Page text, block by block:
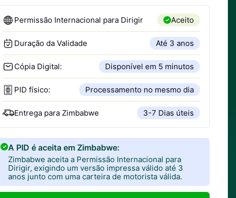
Permissão Internacional para Dirigir Aceito
Duração da Validade Até 3 anos
Cópia Digital: Disponível em 5 minutos
PID físico: Processamento no mesmo dia
Entrega para Zimbabwe 3-7 Dias úteis
A PID é aceita em Zimbabwe:
Zimbabwe aceita a Permissão Internacional para
Dirigir, exigindo um versão impressa válido até 3
anos junto com uma carteira de motorista válida.